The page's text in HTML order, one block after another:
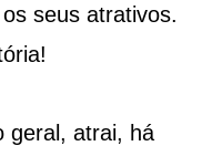
seus atrativos.
geral, atrai, há